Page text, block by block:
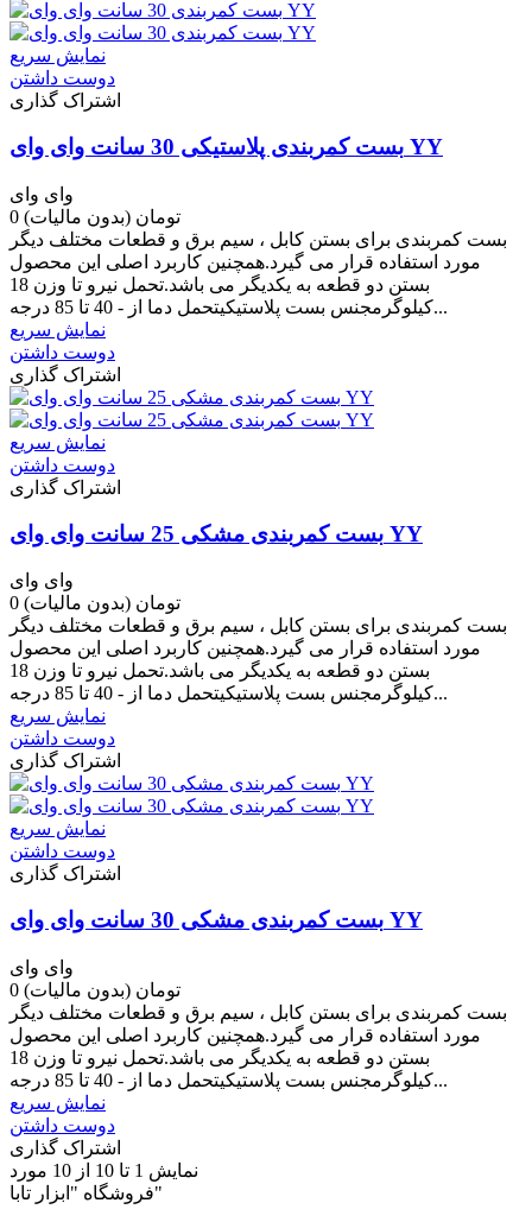
نمایش سریع
دوست داشتن
اشتراک گذاری
بست کمربندی پلاستیکی 30 سانت وای وای YY
وای وای
0 تومان (بدون مالیات)
بست کمربندی برای بستن کابل ، سیم برق و قطعات مختلف دیگر
مورد استفاده قرار می گیرد.همچنین کاربرد اصلی این محصول
بستن دو قطعه به یکدیگر می باشد.تحمل نیرو تا وزن 18
کیلوگرمجنس بست پلاستیکیتحمل دما از - 40 تا 85 درجه...
نمایش سریع
دوست داشتن
اشتراک گذاری
نمایش سریع
دوست داشتن
اشتراک گذاری
بست کمربندی مشکی 25 سانت وای وای YY
وای وای
0 تومان (بدون مالیات)
بست کمربندی برای بستن کابل ، سیم برق و قطعات مختلف دیگر
مورد استفاده قرار می گیرد.همچنین کاربرد اصلی این محصول
بستن دو قطعه به یکدیگر می باشد.تحمل نیرو تا وزن 18
کیلوگرمجنس بست پلاستیکیتحمل دما از - 40 تا 85 درجه...
نمایش سریع
دوست داشتن
اشتراک گذاری
نمایش سریع
دوست داشتن
اشتراک گذاری
بست کمربندی مشکی 30 سانت وای وای YY
وای وای
0 تومان (بدون مالیات)
بست کمربندی برای بستن کابل ، سیم برق و قطعات مختلف دیگر
مورد استفاده قرار می گیرد.همچنین کاربرد اصلی این محصول
بستن دو قطعه به یکدیگر می باشد.تحمل نیرو تا وزن 18
کیلوگرمجنس بست پلاستیکیتحمل دما از - 40 تا 85 درجه...
نمایش سریع
دوست داشتن
اشتراک گذاری
نمایش 1 تا 10 از 10 مورد
فروشگاه "ابزار تابا"